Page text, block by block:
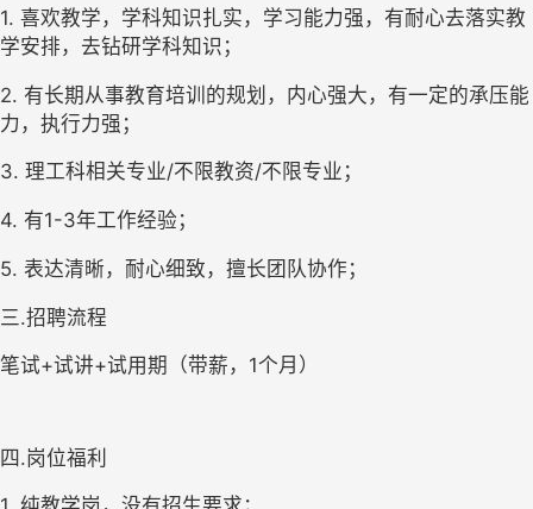
1. 喜欢教学，学科知识扎实，学习能力强，有耐心去落实教
学安排，去钻研学科知识；
2. 有长期从事教育培训的规划，内心强大，有一定的承压能
力，执行力强；
3. 理工科相关专业/不限教资/不限专业；
4. 有1-3年工作经验；
5. 表达清晰，耐心细致，擅长团队协作；
三.招聘流程
笔试+试讲+试用期（带薪， 1个月）
四.岗位福利